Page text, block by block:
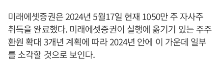
미래에셋증권은 2024년 5월17일 현재 1050만 주 자사주
취득을 완료했다. 미래에셋증권이 실행에 옮기기 있는 주주
환원 확대 3개년 계획에 따라 2024년 안에 이 가운데 일부
를 소각할 것으로 보인다.